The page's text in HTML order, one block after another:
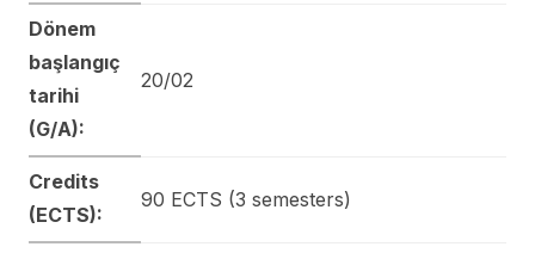
Dönem
başlangıç
tarihi
(G/A):
20/02
Credits
(ECTS):
90 ECTS (3 semesters)